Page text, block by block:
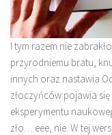
I tym razem nie
przyrodniemu bratu,
innych oraz nastawia
złoczyńców pojawia
eksperymentu
zło… eee, nie. W tej